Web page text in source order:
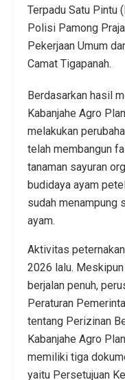
Terpadu Satu Pintu
Polisi Pamong
Pekerjaan Umum
Camat Tigapanah.
Berdasarkan hasil
Kabanjahe Agro
melakukan
telah membangun
tanaman sayuran
budidaya ayam
sudah menampung
ayam.
Aktivitas
2026 lalu.
berjalan penuh,
Peraturan
tentang Perizinan
Kabanjahe Agro
memiliki tiga
yaitu Persetujuan